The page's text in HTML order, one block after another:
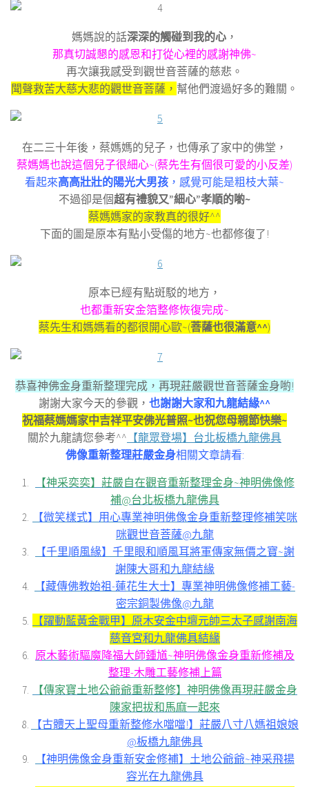
媽媽說的話深深的觸碰到我的心 ，
那真切誠懇的感恩和打從心裡的感謝神佛~
再次讓我感受到觀世音菩薩的慈悲。
聞聲救苦大慈大悲的觀世音菩薩， 幫他們渡過好多的難關。
在二三十年後，蔡媽媽的兒子，也傳承了家中的佛堂，
蔡媽媽也說這個兒子很細心~(蔡先生有個很可愛的小反差)
看起來高高壯壯的陽光大男孩 ，感覺可能是粗枝大葉~
不過卻是個超有禮貌又”細心”孝順的喲~
蔡媽媽家的家教真的很好^^
下面的圖是原本有點小受傷的地方~也都修復了!
原本已經有點斑駁的地方，
也都重新安金箔整修恢復完成~
蔡先生和媽媽看的都很開心歐~(菩薩也很滿意^^)
恭喜神佛金身重新整理完成，再現莊嚴觀世音菩薩金身喲!
謝謝大家今天的參觀， 也謝謝大家和九龍結緣^^
祝福蔡媽媽家中吉祥平安佛光普照~也祝您母親節快樂~
關於九龍請您參考^^ 【龍眾登場】台北板橋九龍佛具
佛像重新整理莊嚴金身相關文章請看:
【神采奕奕】莊嚴自在觀音重新整理金身~神明佛像修
補@台北板橋九龍佛具
【微笑樣式】用心專業神明佛像金身重新整理修補笑咪
咪觀世音菩薩@九龍
【千里順風緣】千里眼和順風耳將軍傳家無價之寶~謝
謝陳大哥和九龍結緣
【藏傳佛教始祖-蓮花生大士】專業神明佛像修補工藝-
密宗銅製佛像@九龍
【躍動藍黃金戰甲】原木安金中壇元帥三太子感謝南海
慈音宮和九龍佛具結緣
原木藝術驅魔降福大師鍾馗~神明佛像金身重新修補及
整理-木雕工藝修補上篇
【傳家寶土地公爺爺重新整修】神明佛像再現莊嚴金身
陳家把拔和馬麻一起來
【古體天上聖母重新整修水噹噹!】莊嚴八寸八媽祖娘娘
@板橋九龍佛具
【神明佛像金身重新安金修補】土地公爺爺~神采飛揚
容光在九龍佛具